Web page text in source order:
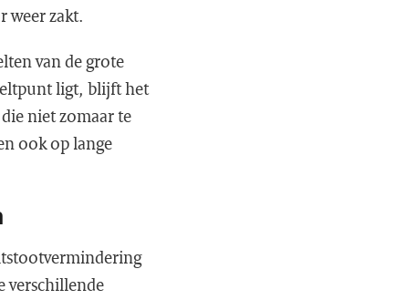
weer zakt.
van de grote
ligt, blijft het
niet zomaar te
ook op lange
verschillende